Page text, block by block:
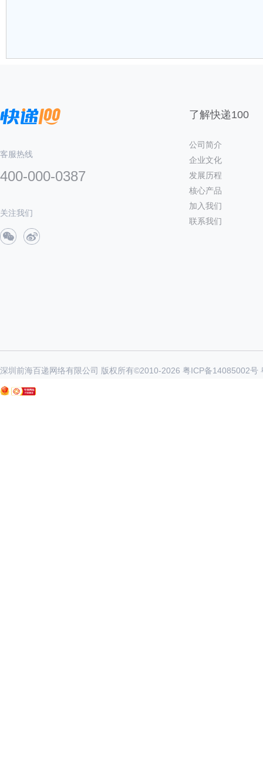
客服热线
400-000-0387
关注我们
了解快递100
公司简介
企业文化
发展历程
核心产品
加入我们
联系我们
深圳前海百递网络有限公司 版权所有©2010-2026 粤ICP备14085002号